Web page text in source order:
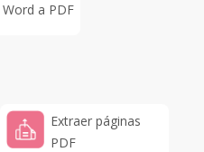
Word a PDF
Extraer páginas
PDF